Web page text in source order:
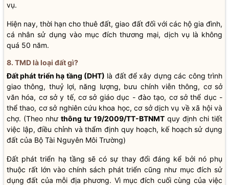
vụ.
Hiện nay, thời hạn cho thuê đất, giao đất đối với các hộ gia đình,
cá nhân sử dụng vào mục đích thương mại, dịch vụ là không
quá 50 năm.
8. TMD là loại đất gì?
Đất phát triển hạ tầng (DHT) là đất để xây dựng các công trình
giao thông, thuỷ lợi, năng lượng, bưu chính viễn thông, cơ sở
văn hóa, cơ sở y tế, cơ sở giáo dục - đào tạo, cơ sở thể dục -
thể thao, cơ sở nghiên cứu khoa học, cơ sở dịch vụ về xã hội và
chợ. (Theo như thông tư 19/2009/TT-BTNMT quy định chi tiết
việc lập, điều chỉnh và thẩm định quy hoạch, kế hoạch sử dụng
đất của Bộ Tài Nguyên Môi Trường)
Đất phát triển hạ tầng sẽ có sự thay đổi đáng kể bởi nó phụ
thuộc rất lớn vào chính sách phát triển cũng như mục đích sử
dụng đất của mỗi địa phương. Vì mục đích cuối cùng của việc